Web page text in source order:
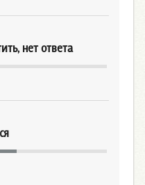
нет ответа